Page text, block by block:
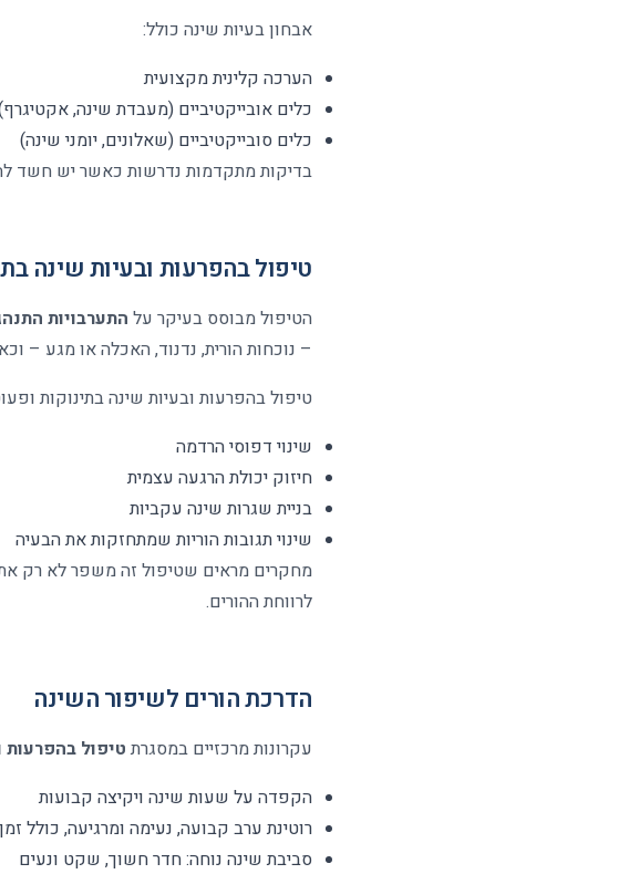
אבחון בעיות שינה כולל:
הערכה קלינית מקצועית
כלים אובייקטיביים (מעבדת שינה, אקטיגרף
כלים סובייקטיביים (שאלונים, יומני שינה)
בדיקות מתקדמות נדרשות כאשר יש חשד
טיפול בהפרעות ובעיות שינה
הטיפול מבוסס בעיקר על התערבויות
– נוכחות הורית, נדנוד, האכלה או מגע –
טיפול בהפרעות ובעיות שינה בתינוקות
שינוי דפוסי הרדמה
חיזוק יכולת הרגעה עצמית
בניית שגרות שינה עקביות
שינוי תגובות הוריות שמתחזקות את הבעיה
מחקרים מראים שטיפול זה משפר לא רק
לרווחת ההורים.
הדרכת הורים לשיפור השינה
עקרונות מרכזיים במסגרת טיפול בהפרעות
הקפדה על שעות שינה ויקיצה קבועות
רוטינת ערב קבועה, נעימה ומרגיעה, כולל
סביבת שינה נוחה: חדר חשוך, שקט ונעים